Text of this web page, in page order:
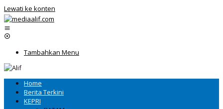
Lewati ke konten
Tambahkan Menu
Home
Berita Terkini
KEPRI